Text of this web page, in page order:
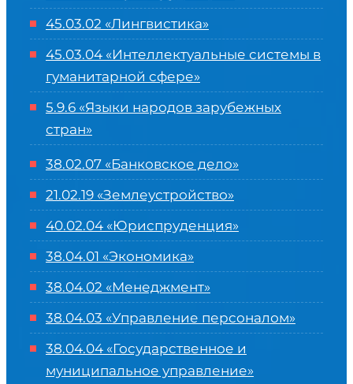
45.03.02 «Лингвистика»
45.03.04 «Интеллектуальные системы в
гуманитарной сфере»
5.9.6 «Языки народов зарубежных
стран»
38.02.07 «Банковское дело»
21.02.19 «Землеустройство»
40.02.04 «Юриспруденция»
38.04.01 «Экономика»
38.04.02 «Менеджмент»
38.04.03 «Управление персоналом»
38.04.04 «Государственное и
муниципальное управление»